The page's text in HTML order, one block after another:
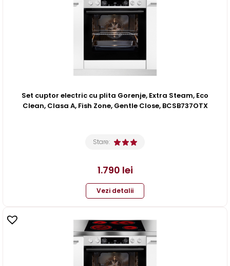
Set cuptor electric cu plita Gorenje, Extra Steam, Eco
Clean, Clasa A, Fish Zone, Gentle Close, BCSB737OTX
Stare:
1.790 lei
Vezi detalii